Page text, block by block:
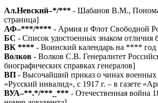
Ал.Невский–*/*** - Шабанов В.М.,
страница]
АФ–***/**** - Армия и Флот Свободной
БС - Список удостоенных знаком отличия
ВК **** - Воинский календарь на ****
Волков - Волков С.В. Генералитет
биографических справках генералов]
ВП - Высочайший приказ о чинах военных
«Русский инвалид», с 1917 г. – в газете
ВУА–**.*/***_*** - Отечественная война